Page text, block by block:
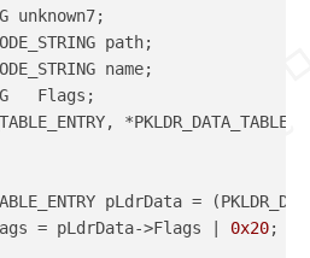
unknown7;
path;
name;
Flags;
pLdrData =
= pLdrData->Flags |
0x20;